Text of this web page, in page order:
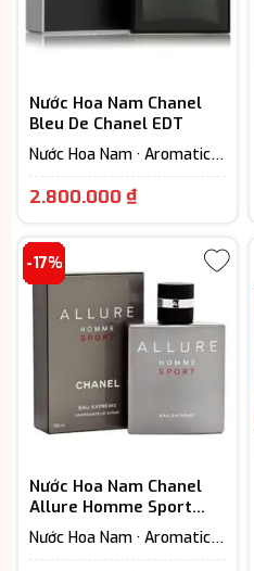
Nước Hoa Nam Chanel
Bleu De Chanel EDT
Nước Hoa Nam · Aromatic –
Eau De Parfum (Lưu hương
2.800.000₫Giá
là:
2.800.000 ₫.
-17%
Nước Hoa Nam Chanel
Allure Homme Sport
Eau Extreme EDP
Nước Hoa Nam · Aromatic –